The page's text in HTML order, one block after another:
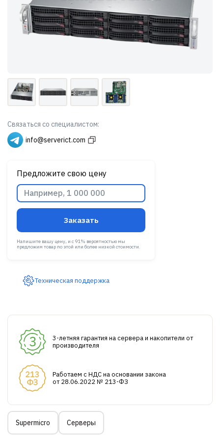
Связаться со специалистом:
info@serverict.com
Предложите свою цену
Заказать
Напишите вашу цену, и с 91% вероятностью мы
предложим товар по этой или более низкой стоимости.
Техническая поддержка
3-летняя гарантия на сервера и накопители от
производителя
Работаем с НДС на основании закона
от 28.06.2022 № 213-ФЗ
Supermicro Серверы